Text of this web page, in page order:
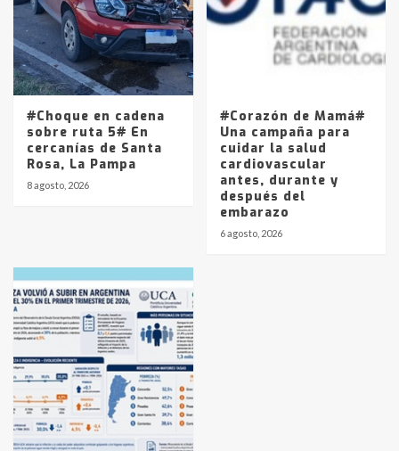
#Choque en cadena
sobre ruta 5# En
cercanías de Santa
Rosa, La Pampa
8 agosto, 2026
#Corazón de Mamá#
Una campaña para
cuidar la salud
cardiovascular
antes, durante y
después del
embarazo
6 agosto, 2026